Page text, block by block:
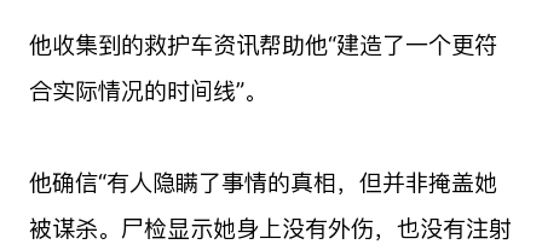
他收集到的救护车资讯帮助他“建造了一个更符
合实际情况的时间线”。
他确信“有人隐瞒了事情的真相，但并非掩盖她
被谋杀。尸检显示她身上没有外伤，也没有注射